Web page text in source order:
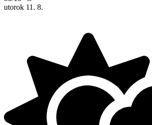
utorok 11. 8.